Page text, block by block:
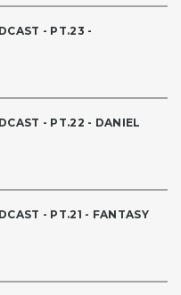
- PT.23 -
- PT.22 - DANIEL
- PT.21 - FANTASY